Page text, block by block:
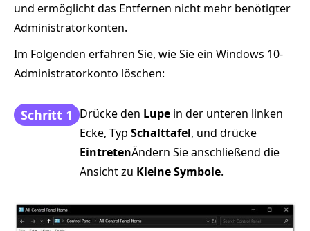
und ermöglicht das Entfernen nicht mehr benötigter
Administratorkonten.
Im Folgenden erfahren Sie, wie Sie ein Windows 10-
Administratorkonto löschen:
Schritt 1 Drücke den Lupe in der unteren linken
Ecke, Typ Schalttafel, und drücke
EintretenÄndern Sie anschließend die
Ansicht zu Kleine Symbole.